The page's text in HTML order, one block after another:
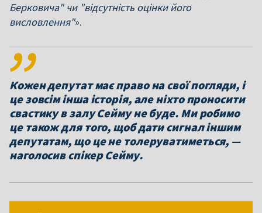
Берковича" чи "відсутність оцінки його
висловлення"».
Кожен депутат має право на свої погляди, і
це зовсім інша історія, але ніхто проносити
свастику в залу Сейму не буде. Ми робимо
це також для того, щоб дати сигнал іншим
депутатам, що це не толеруватиметься, —
наголосив спікер Сейму.